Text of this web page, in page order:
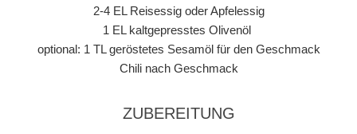
2-4 EL Reisessig oder Apfelessig
1 EL kaltgepresstes Olivenöl
optional: 1 TL geröstetes Sesamöl für den Geschmack
Chili nach Geschmack
ZUBEREITUNG